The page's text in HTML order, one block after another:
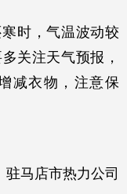
时，气温波动较
关注天气预报，
减衣物，注意保
驻马店市热力公司